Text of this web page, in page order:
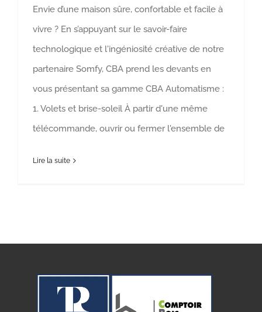
Envie d’une maison sûre, confortable et facile à
vivre ? En s’appuyant sur le savoir-faire
technologique et l'ingéniosité créative de notre
partenaire Somfy, CBA prend les devants en
vous présentant sa gamme CBA Automatisme :
1. Volets et brise-soleil À partir d'une même
télécommande, ouvrir ou fermer l'ensemble de
Lire la suite